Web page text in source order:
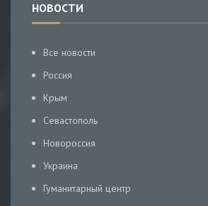
НОВОСТИ
Все новости
Россия
Крым
Севастополь
Новороссия
Украина
Гуманитарный центр